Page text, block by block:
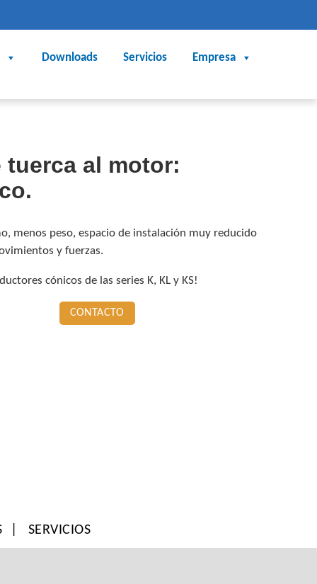
Downloads Servicios Empresa
tuerca al motor:
menos peso, espacio de instalación muy reducido
y fuerzas.
cónicos de las series K, KL y KS!
CONTACTO
SERVICIOS